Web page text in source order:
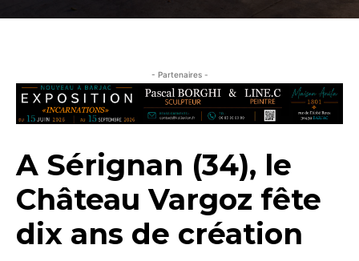
- Partenaires -
A Sérignan (34), le
Château Vargoz fête
dix ans de création